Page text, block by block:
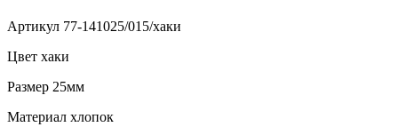
Артикул 77-141025/015/хаки
Цвет хаки
Размер 25мм
Материал хлопок